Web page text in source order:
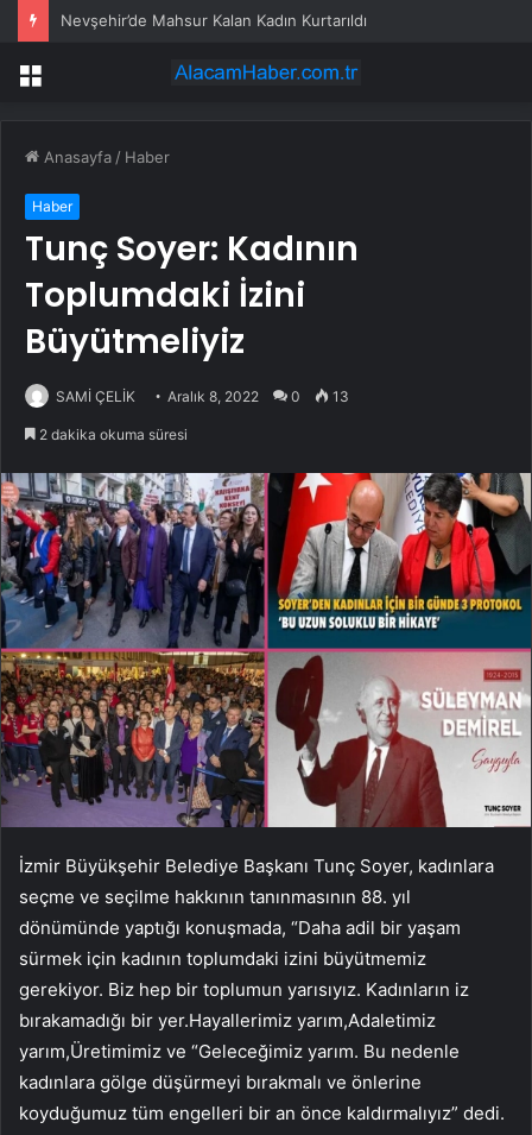
Nevşehir’de Mahsur Kalan Kadın Kurtarıldı
Menü
Anasayfa / Haber
Haber
Tunç Soyer: Kadının
Toplumdaki İzini
Büyütmeliyiz
SAMİ ÇELİK Aralık 8, 2022 0 13
2 dakika okuma süresi
İzmir Büyükşehir Belediye Başkanı Tunç Soyer, kadınlara
seçme ve seçilme hakkının tanınmasının 88. yıl
dönümünde yaptığı konuşmada, “Daha adil bir yaşam
sürmek için kadının toplumdaki izini büyütmemiz
gerekiyor. Biz hep bir toplumun yarısıyız. Kadınların iz
bırakamadığı bir yer.Hayallerimiz yarım,Adaletimiz
yarım,Üretimimiz ve “Geleceğimiz yarım. Bu nedenle
kadınlara gölge düşürmeyi bırakmalı ve önlerine
koyduğumuz tüm engelleri bir an önce kaldırmalıyız” dedi.